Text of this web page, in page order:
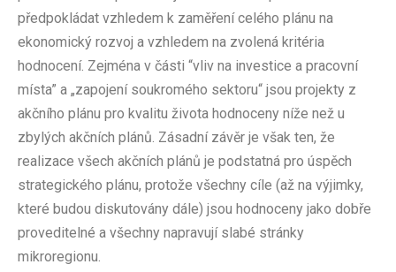
předpokládat vzhledem k zaměření celého plánu na
ekonomický rozvoj a vzhledem na zvolená kritéria
hodnocení. Zejména v části “vliv na investice a pracovní
místa” a „zapojení soukromého sektoru“ jsou projekty z
akčního plánu pro kvalitu života hodnoceny níže než u
zbylých akčních plánů. Zásadní závěr je však ten, že
realizace všech akčních plánů je podstatná pro úspěch
strategického plánu, protože všechny cíle (až na výjimky,
které budou diskutovány dále) jsou hodnoceny jako dobře
proveditelné a všechny napravují slabé stránky
mikroregionu.